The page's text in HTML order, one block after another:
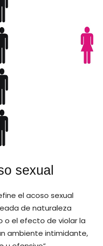
sexual
el acoso sexual
de naturaleza
o el efecto de violar la
ambiente intimidante,